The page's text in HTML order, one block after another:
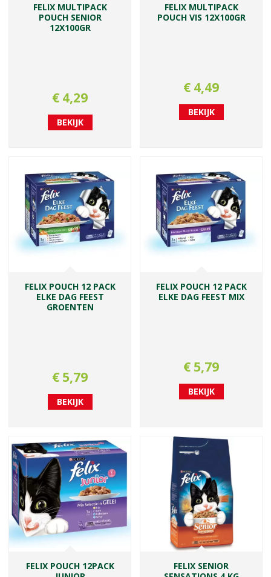
FELIX MULTIPACK
POUCH SENIOR
12X100GR
€ 4,29
BEKIJK
FELIX MULTIPACK
POUCH VIS 12X100GR
€ 4,49
BEKIJK
FELIX POUCH 12 PACK
ELKE DAG FEEST
GROENTEN
€ 5,79
BEKIJK
FELIX POUCH 12 PACK
ELKE DAG FEEST MIX
€ 5,79
BEKIJK
FELIX POUCH 12PACK
FELIX SENIOR